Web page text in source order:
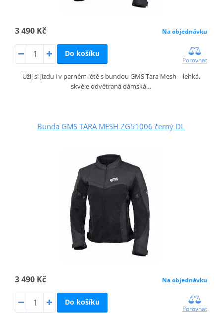
3 490 Kč Na objednávku
Do košíku
Porovnat
Užij si jízdu i v parném létě s bundou GMS Tara Mesh – lehká,
skvěle odvětraná dámská…
Bunda GMS TARA MESH ZG51006 černý DL
3 490 Kč Na objednávku
Do košíku
Porovnat